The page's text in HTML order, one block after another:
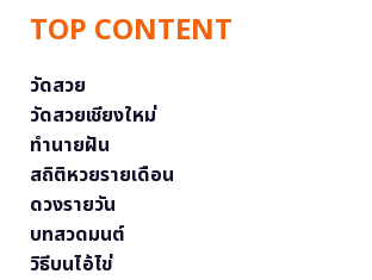
TOP CONTENT
วัดสวย
วัดสวยเชียงใหม่
ทำนายฝัน
สถิติหวยรายเดือน
ดวงรายวัน
บทสวดมนต์
วิธีบนไอ้ไข่